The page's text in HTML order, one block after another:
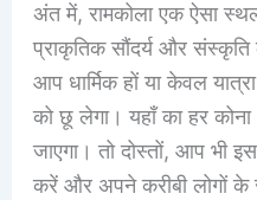
अंत में, रामकोला एक ऐसा
प्राकृतिक सौंदर्य और संस्कृति
आप धार्मिक हों या केवल
को छू लेगा। यहाँ का हर
जाएगा। तो दोस्तों, आप भी
करें और अपने करीबी लोगों के